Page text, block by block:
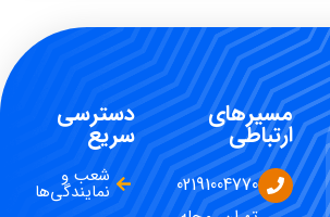
مسیرهای
ارتباطی
02191004770
دسترسی
سریع
شعب و
نمایندگی‌ها